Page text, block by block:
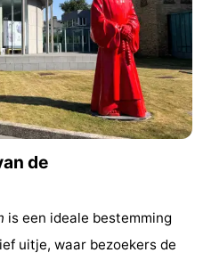
de
is een ideale bestemming
uitje, waar bezoekers de